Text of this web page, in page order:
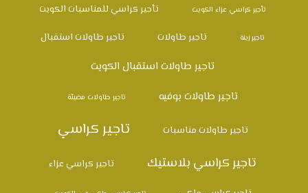
تأجير كراسي عزاء الكويت تأجير كراسي للمناسبات الكويت
تاجير زينة تاجير طاولات تاجير طاولات استقبال
تاجير طاولات استقبال الكويت
تاجير طاولات بوفيه
تاجير طاولات مضيئة
تاجير طاولات مناسبات تاجير كراسي
تاجير كراسي بلاستيك تاجير كراسي عزاء